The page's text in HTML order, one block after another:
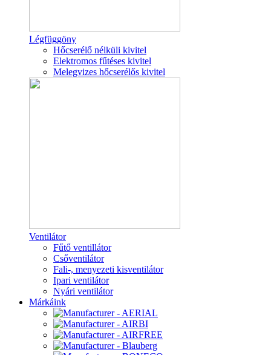
Légfüggöny
Hőcserélő nélküli kivitel
Elektromos fűtéses kivitel
Melegvizes hőcserélős kivitel
Ventilátor
Fűtő ventillátor
Csőventilátor
Fali-, menyezeti kisventilátor
Ipari ventilátor
Nyári ventilátor
Márkáink